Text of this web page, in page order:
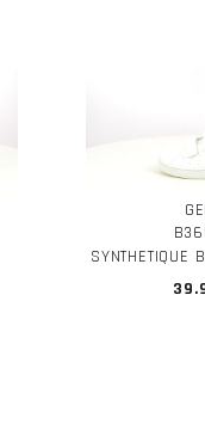
SYNTHETIQUE